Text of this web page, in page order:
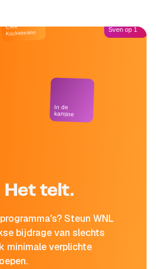
Het telt.
Steun WNL
bijdrage van slechts
minimale verplichte
Café
Kockelmann
In de
kantine
Sven op 1